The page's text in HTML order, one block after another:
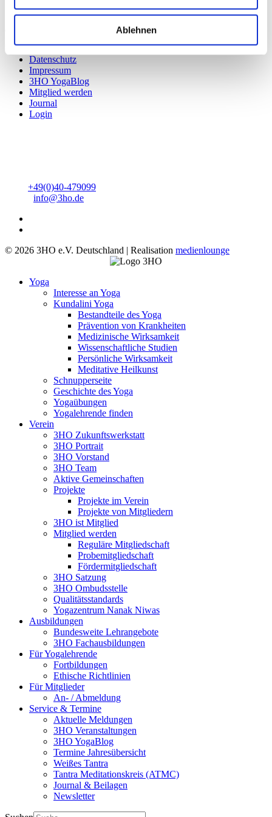
Ablehnen
Service & Termine
Datenschutz
Impressum
3HO YogaBlog
Mitglied werden
Journal
Login
+49(0)40-479099
info@3ho.de
© 2026 3HO e.V. Deutschland | Realisation medienlounge
Yoga
Interesse an Yoga
Kundalini Yoga
Bestandteile des Yoga
Prävention von Krankheiten
Medizinische Wirksamkeit
Wissenschaftliche Studien
Persönliche Wirksamkeit
Meditative Heilkunst
Schnupperseite
Geschichte des Yoga
Yogaübungen
Yogalehrende finden
Verein
3HO Zukunftswerkstatt
3HO Portrait
3HO Vorstand
3HO Team
Aktive Gemeinschaften
Projekte
Projekte im Verein
Projekte von Mitgliedern
3HO ist Mitglied
Mitglied werden
Reguläre Mitgliedschaft
Probemitgliedschaft
Fördermitgliedschaft
3HO Satzung
3HO Ombudsstelle
Qualitätsstandards
Yogazentrum Nanak Niwas
Ausbildungen
Bundesweite Lehrangebote
3HO Fachausbildungen
Für Yogalehrende
Fortbildungen
Ethische Richtlinien
Für Mitglieder
An- / Abmeldung
Service & Termine
Aktuelle Meldungen
3HO Veranstaltungen
3HO YogaBlog
Termine Jahresübersicht
Weißes Tantra
Tantra Meditationskreis (ATMC)
Journal & Beilagen
Newsletter